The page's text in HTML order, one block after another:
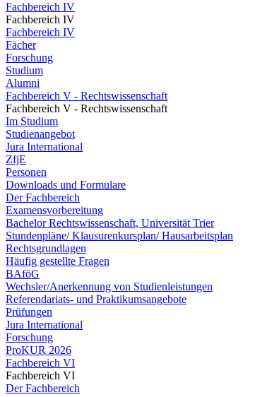
Fachbereich IV
Fachbereich IV
Fachbereich IV
Fächer
Forschung
Studium
Alumni
Fachbereich V - Rechtswissenschaft
Fachbereich V - Rechtswissenschaft
Im Studium
Studienangebot
Jura International
ZfjE
Personen
Downloads und Formulare
Der Fachbereich
Examensvorbereitung
Bachelor Rechtswissenschaft, Universität Trier
Stundenpläne/ Klausurenkursplan/ Hausarbeitsplan
Rechtsgrundlagen
Häufig gestellte Fragen
BAföG
Wechsler/Anerkennung von Studienleistungen
Referendariats- und Praktikumsangebote
Prüfungen
Jura International
Forschung
ProKUR 2026
Fachbereich VI
Fachbereich VI
Der Fachbereich